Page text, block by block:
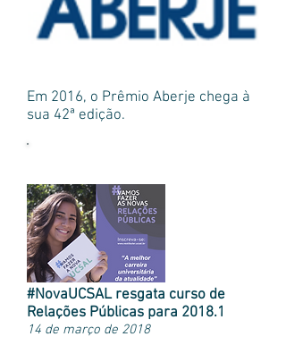
Em 2016, o Prêmio Aberje chega à
sua 42ª edição.
#NovaUCSAL resgata curso de
Relações Públicas para 2018.1
14 de março de 2018